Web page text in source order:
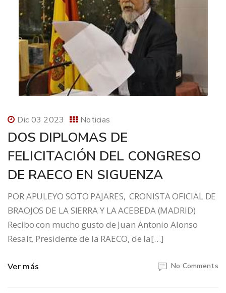
Dic 03 2023 Noticias
DOS DIPLOMAS DE
FELICITACIÓN DEL CONGRESO
DE RAECO EN SIGUENZA
POR APULEYO SOTO PAJARES, CRONISTA OFICIAL DE
BRAOJOS DE LA SIERRA Y LA ACEBEDA (MADRID)
Recibo con mucho gusto de Juan Antonio Alonso
Resalt, Presidente de la RAECO, de la[…]
Ver más No Comments